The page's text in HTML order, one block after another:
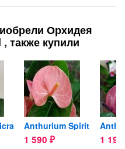
Орхидея
также купили
Anthurium Spirit
1 590 ₽ 1 190